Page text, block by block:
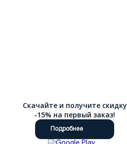
Скачайте и получите скидку
-15% на первый заказ!
Подробнее